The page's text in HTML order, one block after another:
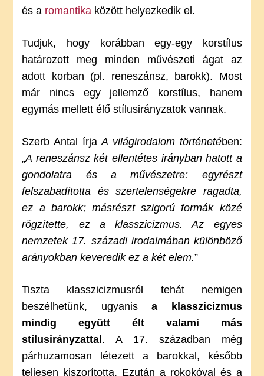
és a romantika között helyezkedik el.
Tudjuk, hogy korábban egy-egy korstílus
határozott meg minden művészeti ágat az
adott korban (pl. reneszánsz, barokk). Most
már nincs egy jellemző korstílus, hanem
egymás mellett élő stílusirányzatok vannak.
Szerb Antal írjaA világirodalom történetében:
„A reneszánsz két ellentétes irányban hatott a
gondolatra és a művészetre: egyrészt
felszabadította és szertelenségekre ragadta,
ez a barokk; másrészt szigorú formák közé
rögzítette, ez a klasszicizmus. Az egyes
nemzetek 17. századi irodalmában különböző
arányokban keveredik ez a két elem.”
Tiszta klasszicizmusról tehát nemigen
beszélhetünk, ugyanisa klasszicizmus
mindig együtt élt valami más
stílusirányzattal . A 17. században még
párhuzamosan létezett a barokkal, később
teljesen kiszorította. Ezután a rokokóval és a